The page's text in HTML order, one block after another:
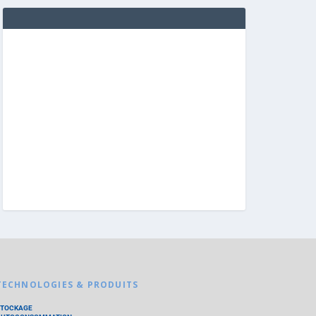
& PRODUITS